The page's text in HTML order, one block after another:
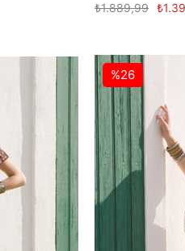
₺1.889,99
%26